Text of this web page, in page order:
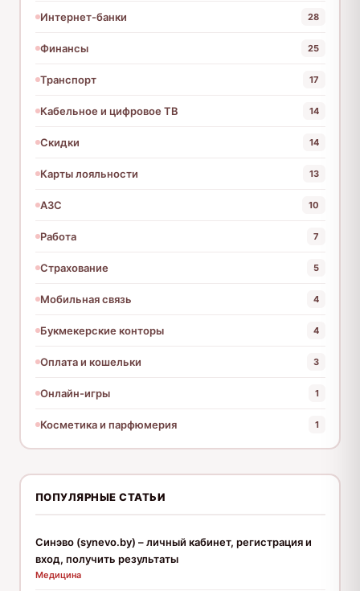
Интернет-банки 28
Финансы 25
Транспорт 17
Кабельное и цифровое ТВ 14
Скидки 14
Карты лояльности 13
АЗС 10
Работа 7
Страхование 5
Мобильная связь 4
Букмекерские конторы 4
Оплата и кошельки 3
Онлайн-игры 1
Косметика и парфюмерия 1
ПОПУЛЯРНЫЕ СТАТЬИ
Синэво (synevo.by) – личный кабинет, регистрация и
вход, получить результаты
Медицина